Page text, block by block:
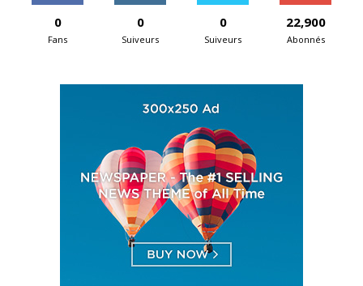
0
Fans
0
Suiveurs
0
Suiveurs
22,900
Abonnés